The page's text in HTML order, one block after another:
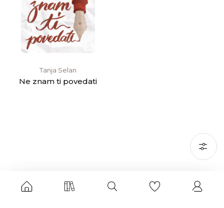
Tanja Selan
Ne znam ti povedati